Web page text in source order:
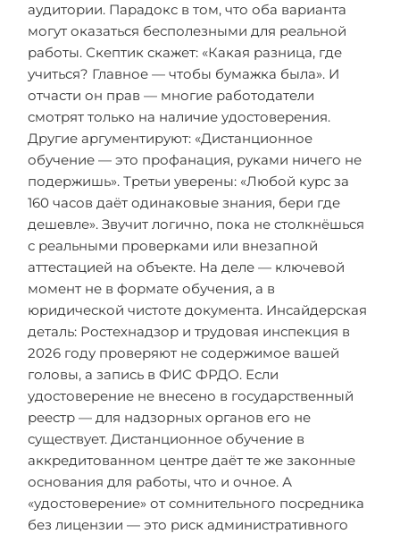
аудитории. Парадокс в том, что оба варианта
могут оказаться бесполезными для реальной
работы. Скептик скажет: «Какая разница, где
учиться? Главное — чтобы бумажка была». И
отчасти он прав — многие работодатели
смотрят только на наличие удостоверения.
Другие аргументируют: «Дистанционное
обучение — это профанация, руками ничего не
подержишь». Третьи уверены: «Любой курс за
160 часов даёт одинаковые знания, бери где
дешевле». Звучит логично, пока не столкнёшься
с реальными проверками или внезапной
аттестацией на объекте. На деле — ключевой
момент не в формате обучения, а в
юридической чистоте документа. Инсайдерская
деталь: Ростехнадзор и трудовая инспекция в
2026 году проверяют не содержимое вашей
головы, а запись в ФИС ФРДО. Если
удостоверение не внесено в государственный
реестр — для надзорных органов его не
существует. Дистанционное обучение в
аккредитованном центре даёт те же законные
основания для работы, что и очное. А
«удостоверение» от сомнительного посредника
без лицензии — это риск административного